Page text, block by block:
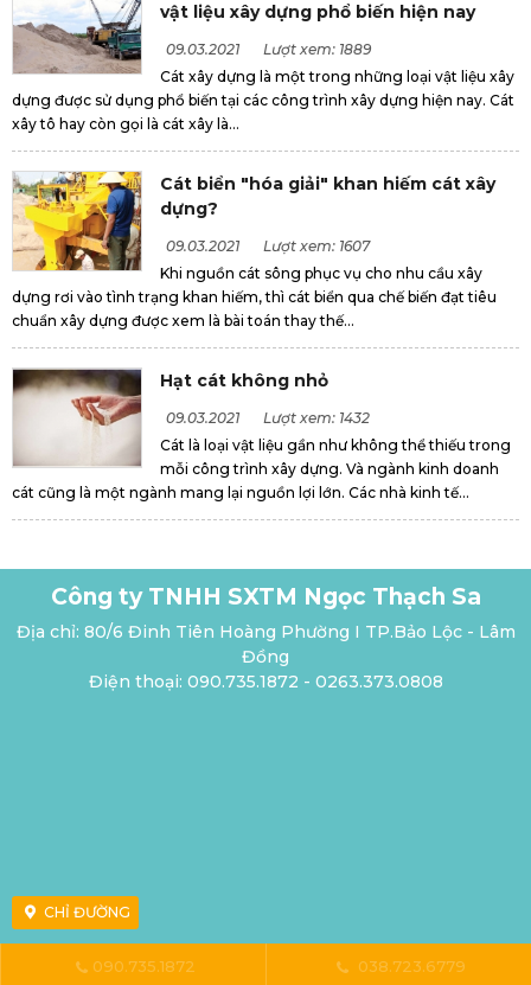
vật liệu xây dựng phổ biến hiện nay
09.03.2021
Lượt xem: 1889
Cát xây dựng là một trong những loại vật liệu xây
dựng được sử dụng phổ biến tại các công trình xây dựng hiện nay. Cát
xây tô hay còn gọi là cát xây là...
Cát biển "hóa giải" khan hiếm cát xây
dựng?
09.03.2021
Lượt xem: 1607
Khi nguồn cát sông phục vụ cho nhu cầu xây
dựng rơi vào tình trạng khan hiếm, thì cát biển qua chế biến đạt tiêu
chuẩn xây dựng được xem là bài toán thay thế...
Hạt cát không nhỏ
09.03.2021
Lượt xem: 1432
Cát là loại vật liệu gần như không thể thiếu trong
mỗi công trình xây dựng. Và ngành kinh doanh
cát cũng là một ngành mang lại nguồn lợi lớn. Các nhà kinh tế...
Công ty TNHH SXTM Ngọc Thạch Sa
Địa chỉ: 80/6 Đinh Tiên Hoàng Phường I TP.Bảo Lộc - Lâm
Đồng
Điện thoại: 090.735.1872 - 0263.373.0808
090.735.1872 038.723.6779
CHỈ ĐƯỜNG